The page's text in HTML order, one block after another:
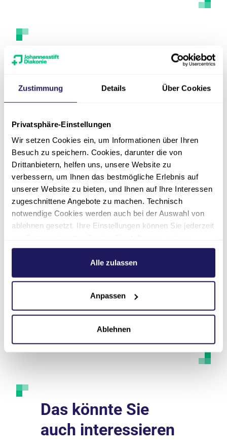
Zustimmung Details Über Cookies
Privatsphäre-Einstellungen
Wir setzen Cookies ein, um Informationen über Ihren
Besuch zu speichern. Cookies, darunter die von
Drittanbietern, helfen uns, unsere Website zu
verbessern, um Ihnen das bestmögliche Erlebnis auf
unserer Website zu bieten, und Ihnen auf Ihre Interessen
zugeschnittene Angebote zu machen. Technisch
notwendige Cookies werden auch bei der Auswahl von
ablehnen gesetzt. Ihre Einstellungen können Sie jederzeit
Weitere Informationen hierzu finden Sie in unserer
.Alle zulassen
Anpassen
Ablehnen
Kontakt
Adresse
Unsere Standorte
Ansprechpersonen
Das könnte Sie
auch interessieren